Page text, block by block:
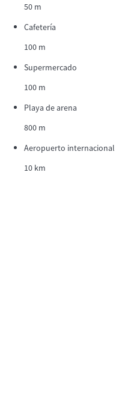
50 m
Cafetería
100 m
Supermercado
100 m
Playa de arena
800 m
Aeropuerto internacional
10 km